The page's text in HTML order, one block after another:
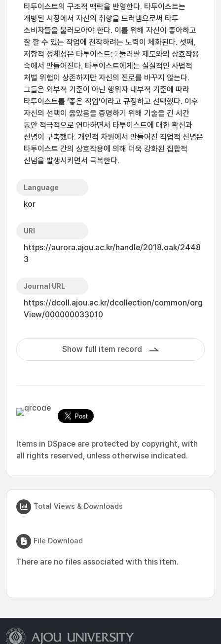
타투이스트의 구조적 맥락을 반영한다. 타투이스트는
개방된 시장에서 자신의 취향을 드러냄으로써 타투
소비자들을 불러모아야 한다. 이를 위해 자신이 좋아하고
잘 할 수 있는 작업에 천착하려는 노력이 체화된다. 셋째,
저항적 정체성은 타투이스트를 둘러싼 제도와의 상호작용
속에서 만들어진다. 타투이스트에게는 실질적인 사법적
처벌 위험이 상존하지만 자신의 진로를 바꾸지 않는다.
그들은 외부적 기준이 아닌 행위자 내부적 기준에 따라
타투이스트를 ‘좋은 직업’이라고 규정하고 선택했다. 이후
자신의 선택이 옳았음을 증명하기 위해 기술을 긴 시간
동안 적극적으로 연마하면서 타투이스트에 대한 확신과
신념이 구축했다. 개인적 차원에서 만들어진 직업적 신념은
타투이스트 간의 상호작용에 의해 더욱 강화된 집합적
신념을 발생시키면서 극복한다.
Language
kor
URI
https://aurora.ajou.ac.kr/handle/2018.oak/2448
3
Journal URL
https://dcoll.ajou.ac.kr/dcollection/common/org
View/000000033010
Show full item record
Items in DSpace are protected by copyright, with
all rights reserved, unless otherwise indicated.
Total Views & Downloads
File Download
There are no files associated with this item.